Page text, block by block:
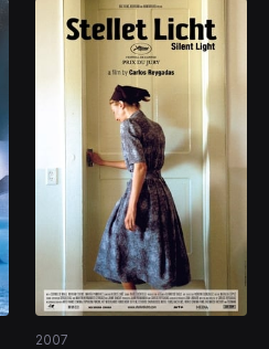
2007